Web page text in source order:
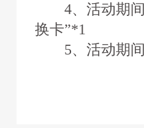
4、活动期间
换卡”*1
5、活动期间